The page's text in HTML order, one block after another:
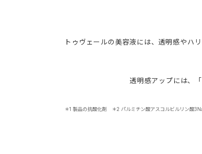
トゥヴェールの美容液には、透明感やハ
透明感アップには、
＊1 製品の抗酸化剤 ＊2 パルミチン酸アスコルビルリン酸